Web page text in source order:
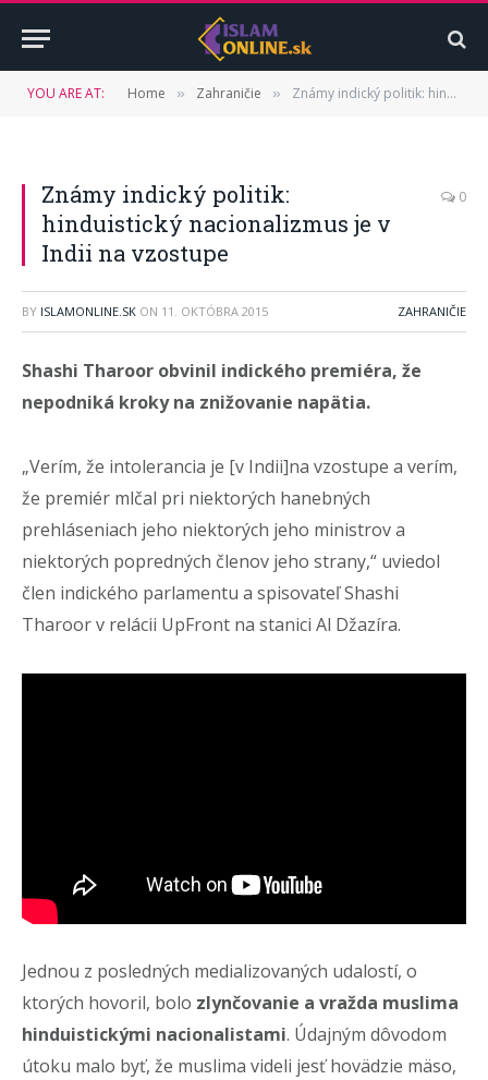
YOU ARE AT: Home » Zahraničie » Známy indický politik: hinduistický nacionalizmus je v Indii na vzostupe
Známy indický politik:
hinduistický nacionalizmus je v
Indii na vzostupe
0
BY ISLAMONLINE.SK ON 11. OKTÓBRA 2015 ZAHRANIČIE
Shashi Tharoor obvinil indického premiéra, že
nepodniká kroky na znižovanie napätia.
„Verím, že intolerancia je [v Indii]na vzostupe a verím,
že premiér mlčal pri niektorých hanebných
prehláseniach jeho niektorých jeho ministrov a
niektorých popredných členov jeho strany,“ uviedol
člen indického parlamentu a spisovateľ Shashi
Tharoor v relácii UpFront na stanici Al Džazíra.
Jednou z posledných medializovaných udalostí, o
ktorých hovoril, bolo zlynčovanie a vražda muslima
hinduistickými nacionalistami. Údajným dôvodom
útoku malo byť, že muslima videli jesť hovädzie mäso,